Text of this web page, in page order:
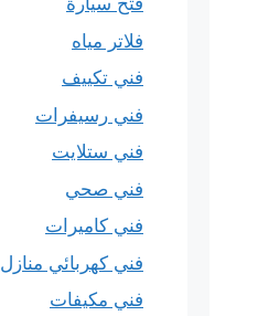
فلاتر مياه
فني تكييف
فني رسيفرات
فني ستلايت
فني صحي
فني كاميرات
فني كهربائي منازل
فني مكيفات